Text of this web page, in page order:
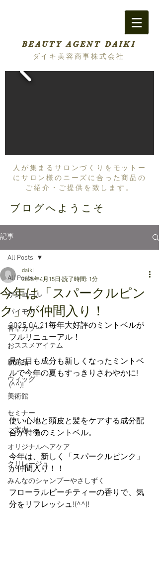
BEAUTY AGENT DAIKI
ダイキ美容商事株式会社
人が集まるサロンづくりをモットー
にサロン様のニーズに合った商品の
ご紹介・ご提供を致します。
ブログへようこそ
記事
All Posts
サンコール
パイモア
香草カラー
おススメアイテム
新商品
ウィッグ
美術館
セミナー
ご案内
オリジナルヘアケア
クリレージュ
みんなのシャンプーやさしずく
All Posts
今年は「スパークルピン
ク」が仲間入り！
daiki
2025年4月15日 読了時間: 1分
2025.04.21毎年大好評のミントベルが
フルリニューアル！
見た目も成分も新しくなったミントベ
ルで今年の夏もすっきりさわやかに!
(^^)!
使い心地と頭皮と髪をケアする成分配
合が特徴のミントベル。
今年は、新しく「スパークルピンク」
が仲間入り！！
フローラルピーチティーの香りで、気
分をリフレッシュ!(^^)!